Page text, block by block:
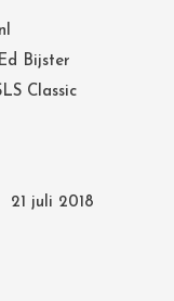
Bijster
Classic
21 juli 2018